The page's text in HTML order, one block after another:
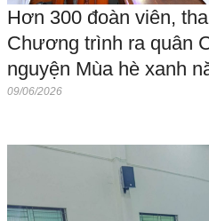
Hơn 300 đoàn viên,
Chương trình ra quân
nguyện Mùa hè xanh
09/06/2026